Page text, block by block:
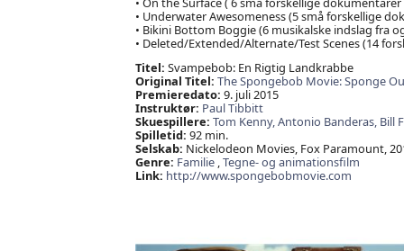
• Underwater Awesomeness (5 små forskellige
• Bikini Bottom Boggie (6 musikalske indslag fra
• Deleted/Extended/Alternate/Test Scenes (14
Titel: Svampebob: En Rigtig Landkrabbe
Original Titel: The Spongebob Movie: Sponge
Premieredato: 9. juli 2015
Instruktør: Paul Tibbitt
Skuespillere: Tom Kenny,Antonio Banderas, Bill
Spilletid: 92 min.
Selskab: Nickelodeon Movies, Fox Paramount,
Genre: Familie,Tegne- og animationsfilm
Link: http://www.spongebobmovie.com